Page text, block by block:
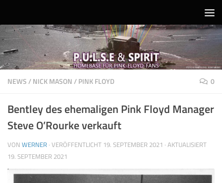
NEWS/NICK MASON/PINK FLOYD 0
Bentley des ehemaligen Pink Floyd Manager
Steve O’Rourke verkauft
VON WERNER · VERÖFFENTLICHT 19. SEPTEMBER 2021 · AKTUALISIERT
19. SEPTEMBER 2021